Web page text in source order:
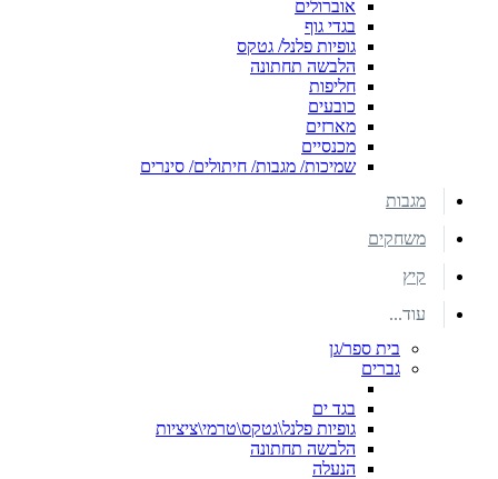
אוברולים
בגדי גוף
גופיות פלנל/ גטקס
הלבשה תחתונה
חליפות
כובעים
מארזים
מכנסיים
שמיכות/ מגבות/ חיתולים/ סינרים
מגבות
משחקים
קיץ
עוד...
בית ספר/גן
גברים
בגד ים
גופיות פלנל\גטקס\טרמי\ציציות
הלבשה תחתונה
הנעלה